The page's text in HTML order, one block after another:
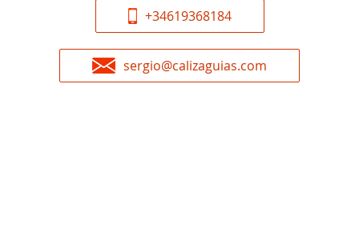
+34619368184
sergio@calizaguias.com